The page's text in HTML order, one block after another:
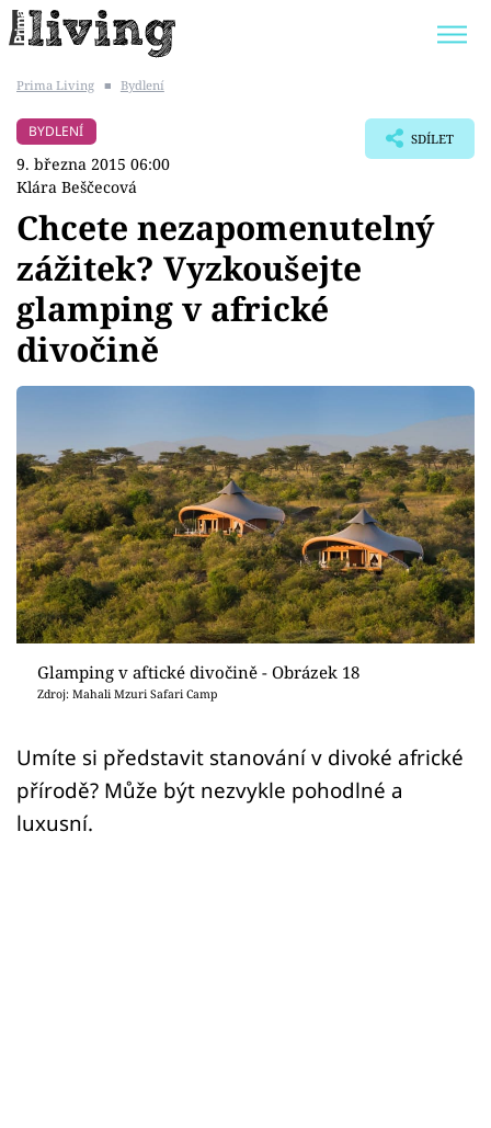
BYDLENÍ SLAVNÝCH
Témata
Bydlení
Zahrada
Sledujte prima+
Přihlášení
Sledujte nás
Prima Living ■ Bydlení
BYDLENÍ
9. března 2015 06:00
Klára Beščecová
SDÍLET
Chcete nezapomenutelný
zážitek? Vyzkoušejte
glamping v africké
divočině
Glamping v aftické divočině - Obrázek 18
Zdroj: Mahali Mzuri Safari Camp
Umíte si představit stanování v divoké africké
přírodě? Může být nezvykle pohodlné a
luxusní.